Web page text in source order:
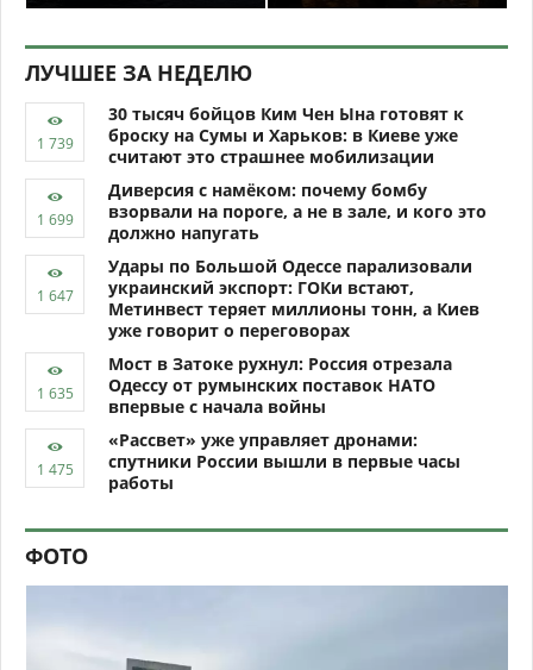
ЛУЧШЕЕ ЗА НЕДЕЛЮ
30 тысяч бойцов Ким Чен Ына готовят к
броску на Сумы и Харьков: в Киеве уже
считают это страшнее мобилизации
Диверсия с намёком: почему бомбу
взорвали на пороге, а не в зале, и кого это
должно напугать
Удары по Большой Одессе парализовали
украинский экспорт: ГОКи встают,
Метинвест теряет миллионы тонн, а Киев
уже говорит о переговорах
Мост в Затоке рухнул: Россия отрезала
Одессу от румынских поставок НАТО
впервые с начала войны
«Рассвет» уже управляет дронами:
спутники России вышли в первые часы
работы
ФОТО